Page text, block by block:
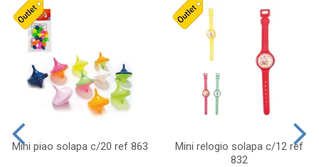
Mini piao solapa c/20 ref 863
Mini relogio solapa c/12 ref
832